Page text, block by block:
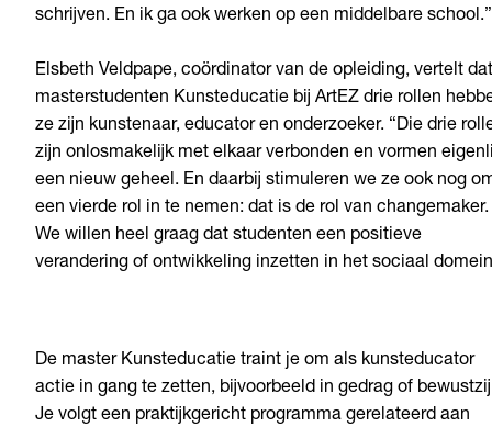
schrijven. En ik ga ook werken op een middelbare
Elsbeth Veldpape, coördinator van de opleiding, vertelt dat
masterstudenten Kunsteducatie bij ArtEZ drie rollen
ze zijn kunstenaar, educator en onderzoeker. “Die drie
zijn onlosmakelijk met elkaar verbonden en vormen
een nieuw geheel. En daarbij stimuleren we ze ook nog
een vierde rol in te nemen: dat is de rol van changemaker.
We willen heel graag dat studenten een positieve
verandering of ontwikkeling inzetten in het sociaal
De master Kunsteducatie traint je om als kunsteducator
actie in gang te zetten, bijvoorbeeld in gedrag of
Je volgt een praktijkgericht programma gerelateerd aan